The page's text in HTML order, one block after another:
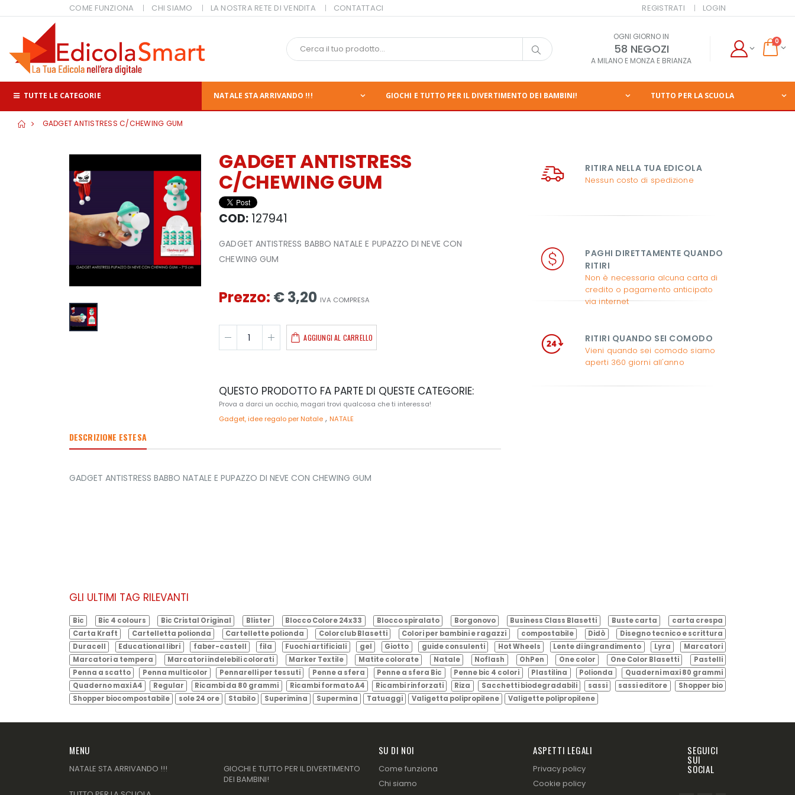
COME FUNZIONA CHI SIAMO LA NOSTRA RETE DI VENDITA CONTATTACI REGISTRATI LOGIN
OGNI GIORNO IN
58 NEGOZI
A MILANO E MONZA E BRIANZA
0
TUTTE LE CATEGORIE NATALE STA ARRIVANDO !!! GIOCHI E TUTTO PER IL DIVERTIMENTO DEI BAMBINI! TUTTO PER LA SCUOLA
GADGET ANTISTRESS C/CHEWING GUM
GADGET ANTISTRESS
C/CHEWING GUM
COD: 127941
GADGET ANTISTRESS BABBO NATALE E PUPAZZO DI NEVE CON
CHEWING GUM
Prezzo: € 3,20 IVA COMPRESA
AGGIUNGI AL CARRELLO
QUESTO PRODOTTO FA PARTE DI QUESTE CATEGORIE:
Prova a darci un occhio, magari trovi qualcosa che ti interessa!
Gadget, idee regalo per Natale ,NATALE
DESCRIZIONE ESTESA
GADGET ANTISTRESS BABBO NATALE E PUPAZZO DI NEVE CON CHEWING GUM
RITIRA NELLA TUA EDICOLA
Nessun costo di spedizione
PAGHI DIRETTAMENTE QUANDO
RITIRI
Non è necessaria alcuna carta di
credito o pagamento anticipato
via internet
RITIRI QUANDO SEI COMODO
Vieni quando sei comodo siamo
aperti 360 giorni all'anno
GLI ULTIMI TAG RILEVANTI
Bic Bic 4 colours Bic Cristal Original Blister Blocco Colore 24x33 Blocco spiralato Borgonovo Business Class Blasetti Buste carta
carta crespa
Carta Kraft
Cartelletta polionda Cartellette polionda Colorclub Blasetti Colori per bambini e ragazzi compostabile Didò
Disegno tecnico e scrittura
Duracell
Educational libri faber-castell fila Fuochi artificiali gel Giotto guide consulenti Hot Wheels Lente di ingrandimento Lyra
Marcatori
Marcatori a tempera
Marcatori indelebili colorati Marker Textile Matite colorate Natale Noflash OhPen One color One Color Blasetti
Pastelli
Penna a scatto
Penna multicolor Pennarelli per tessuti Penne a sfera Penne a sfera Bic Penne bic 4 colori Plastilina Polionda
Quaderni maxi 80 grammi
Quaderno maxi A4
Regular Ricambi da 80 grammi Ricambi formato A4 Ricambi rinforzati Riza Sacchetti biodegradabili sassi sassi editore
Shopper bio
Shopper biocompostabile
sole 24 ore Stabilo Superimina Supermina Tatuaggi Valigetta polipropilene Valigette polipropilene
MENU
NATALE STA ARRIVANDO !!!
GIOCHI E TUTTO PER IL DIVERTIMENTO
DEI BAMBINI!
SU DI NOI
Come funziona
Chi siamo
ASPETTI LEGALI
Privacy policy
Cookie policy
SEGUICI
SUI
SOCIAL